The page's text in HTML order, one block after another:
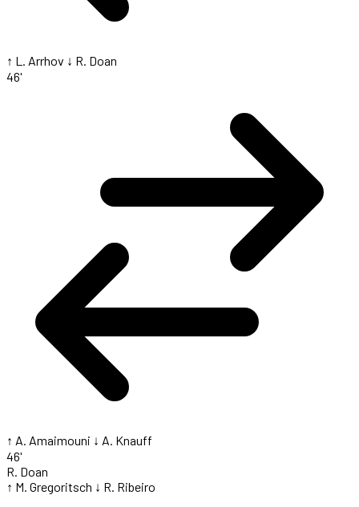
↑ L. Arrhov ↓ R. Doan
46'
↑ A. Amaimouni ↓ A. Knauff
46'
R. Doan
↑ M. Gregoritsch ↓ R. Ribeiro